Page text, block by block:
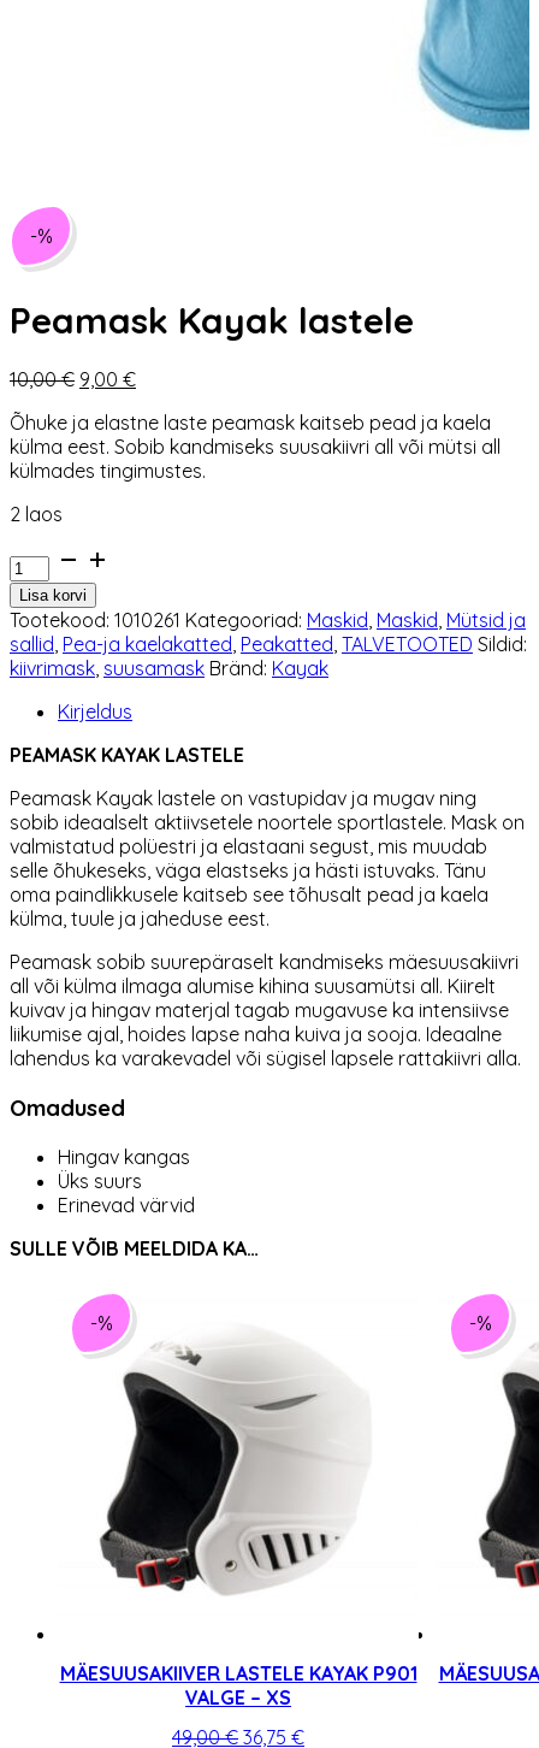
-%
Peamask Kayak lastele
10,00€ Algne
oli:
10,00 €.
9,00 €Praegune
on:
9,00 €.
Õhuke ja elastne laste peamask kaitseb pead ja kaela
külma eest. Sobib kandmiseks suusakiivri all või mütsi all
külmades tingimustes.
2 laos
Peamask
Kayak
lastele
kogus
Lisa korvi
Tootekood: 1010261 Kategooriad: Maskid, Maskid, Mütsid ja
sallid, Pea-ja kaelakatted, Peakatted, TALVETOOTED Sildid:
kiivrimask, suusamask Bränd: Kayak
Kirjeldus
PEAMASK KAYAK LASTELE
Peamask Kayak lastele on vastupidav ja mugav ning
sobib ideaalselt aktiivsetele noortele sportlastele. Mask on
valmistatud polüestri ja elastaani segust, mis muudab
selle õhukeseks, väga elastseks ja hästi istuvaks. Tänu
oma paindlikkusele kaitseb see tõhusalt pead ja kaela
külma, tuule ja jaheduse eest.
Peamask sobib suurepäraselt kandmiseks mäesuusakiivri
all või külma ilmaga alumise kihina suusamütsi all. Kiirelt
kuivav ja hingav materjal tagab mugavuse ka intensiivse
liikumise ajal, hoides lapse naha kuiva ja sooja. Ideaalne
lahendus ka varakevadel või sügisel lapsele rattakiivri alla.
Omadused
Hingav kangas
Üks suurs
Erinevad värvid
SULLE VÕIB MEELDIDA KA…
-%
MÄESUUSAKIIVER LASTELE KAYAK P901
VALGE – XS
49,00€ Algne
36,75 €Praegune
-%